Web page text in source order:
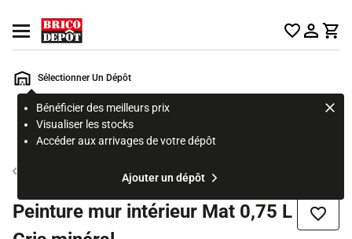
Ouvrir le menu
Sélectionner Un Dépôt
Bénéficier des meilleurs prix
Visualiser les stocks
Accéder aux arrivages de votre dépôt
Ajouter un dépôt
Rechercher
page
Peinture couleur mur et plafond
Peinture mur intérieur Mat 0,75 L